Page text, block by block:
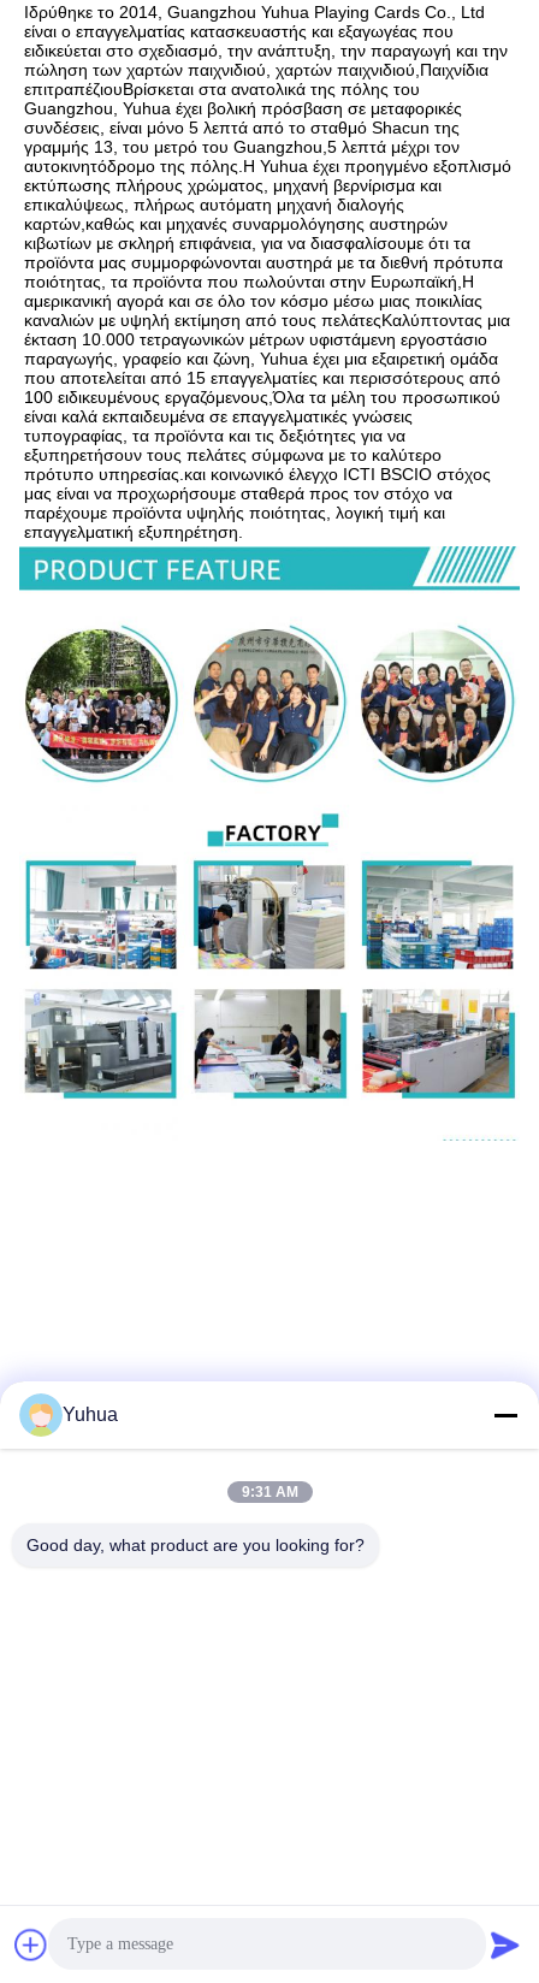
Ιδρύθηκε το 2014, Guangzhou Yuhua Playing Cards Co., Ltd
είναι ο επαγγελματίας κατασκευαστής και εξαγωγέας που
ειδικεύεται στο σχεδιασμό, την ανάπτυξη, την παραγωγή και την
πώληση των χαρτών παιχνιδιού, χαρτών παιχνιδιού,Παιχνίδια
επιτραπέζιουΒρίσκεται στα ανατολικά της πόλης του
Guangzhou, Yuhua έχει βολική πρόσβαση σε μεταφορικές
συνδέσεις, είναι μόνο 5 λεπτά από το σταθμό Shacun της
γραμμής 13, του μετρό του Guangzhou,5 λεπτά μέχρι τον
αυτοκινητόδρομο της πόλης.Η Yuhua έχει προηγμένο εξοπλισμό
εκτύπωσης πλήρους χρώματος, μηχανή βερνίρισμα και
επικαλύψεως, πλήρως αυτόματη μηχανή διαλογής
καρτών,καθώς και μηχανές συναρμολόγησης αυστηρών
κιβωτίων με σκληρή επιφάνεια, για να διασφαλίσουμε ότι τα
προϊόντα μας συμμορφώνονται αυστηρά με τα διεθνή πρότυπα
ποιότητας, τα προϊόντα που πωλούνται στην Ευρωπαϊκή,Η
αμερικανική αγορά και σε όλο τον κόσμο μέσω μιας ποικιλίας
καναλιών με υψηλή εκτίμηση από τους πελάτεςΚαλύπτοντας μια
έκταση 10.000 τετραγωνικών μέτρων υφιστάμενη εργοστάσιο
παραγωγής, γραφείο και ζώνη, Yuhua έχει μια εξαιρετική ομάδα
που αποτελείται από 15 επαγγελματίες και περισσότερους από
100 ειδικευμένους εργαζόμενους,Όλα τα μέλη του προσωπικού
είναι καλά εκπαιδευμένα σε επαγγελματικές γνώσεις
τυπογραφίας, τα προϊόντα και τις δεξιότητες για να
εξυπηρετήσουν τους πελάτες σύμφωνα με το καλύτερο
πρότυπο υπηρεσίας.και κοινωνικό έλεγχο ICTI BSCIΟ στόχος
μας είναι να προχωρήσουμε σταθερά προς τον στόχο να
παρέχουμε προϊόντα υψηλής ποιότητας, λογική τιμή και
επαγγελματική εξυπηρέτηση.
Yuhua
9:31 AM
Good day, what product are you looking for?